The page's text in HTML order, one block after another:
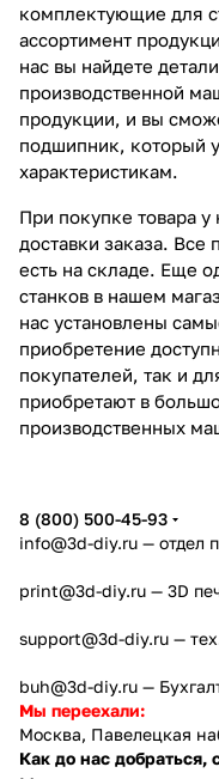
комплектующие для
ассортимент
нас вы найдете
производственной
продукции, и вы
подшипник, который
характеристикам.
При покупке товара у
доставки заказа. Все
есть на складе. Еще
станков в нашем
нас установлены
приобретение
покупателей, так и
приобретают в
производственных
8 (800) 500-45-93
info@3d-diy.ru — отдел
print@3d-diy.ru — 3D
support@3d-diy.ru —
buh@3d-diy.ru —
Мы переехали:
Москва, Павелецкая
Как до нас добраться,